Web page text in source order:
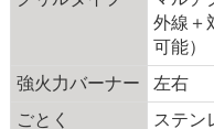
外線＋
可能）
強火力バーナー
左右
ごとく
ステン